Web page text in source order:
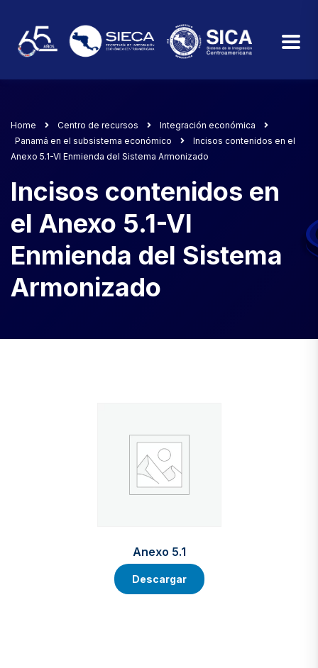
Home Centro de recursos
Integración económica
Panamá en el subsistema económico
Incisos contenidos en el
Anexo 5.1-VI Enmienda del Sistema Armonizado
Incisos contenidos en
el Anexo 5.1-VI
Enmienda del Sistema
Armonizado
Anexo 5.1
Descargar